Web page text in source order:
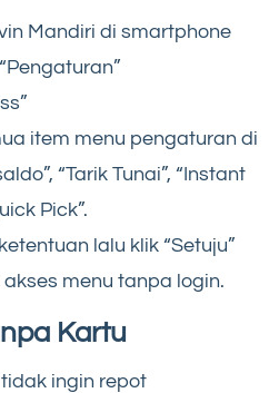
Mandiri di smartphone
item menu pengaturan di
“Tarik Tunai”, “Instant
Pick”.
lalu klik “Setuju”
menu tanpa login.
Kartu
ingin repot